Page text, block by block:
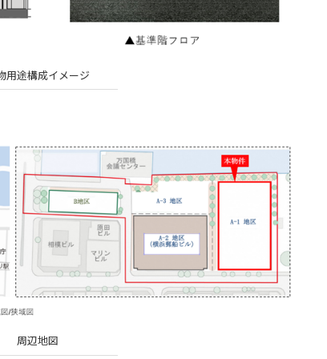
用途構成イメージ
周辺地図